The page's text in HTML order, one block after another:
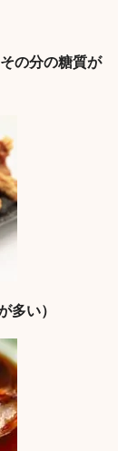
の分の糖質が
多い）